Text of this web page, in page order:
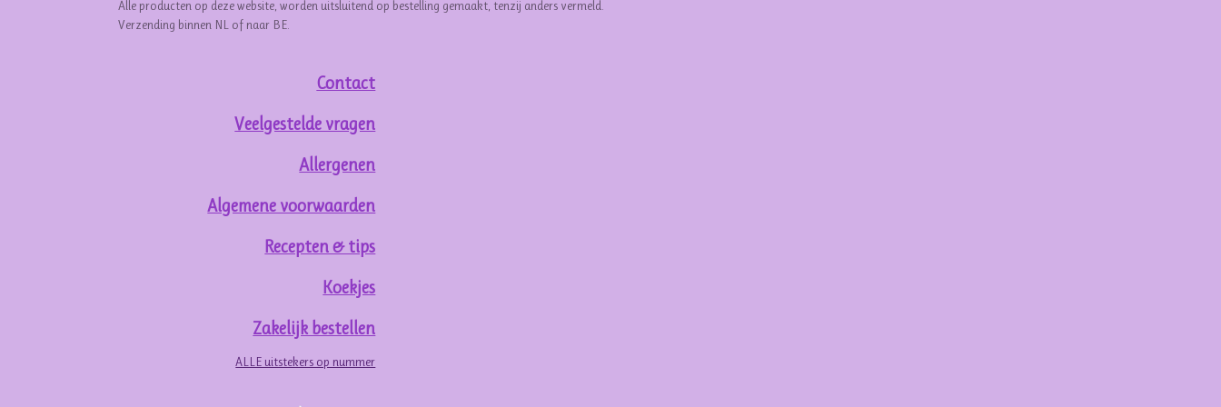
Alle producten op deze website, worden uitsluitend op bestelling gemaakt, tenzij anders vermeld.
Verzending binnen NL of naar BE.
Contact
Veelgestelde vragen
Allergenen
Algemene voorwaarden
Recepten & tips
Koekjes
Zakelijk bestellen
ALLE uitstekers op nummer